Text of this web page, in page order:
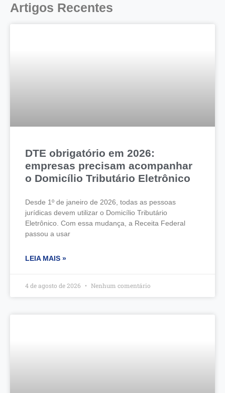
Artigos Recentes
DTE obrigatório em 2026:
empresas precisam acompanhar
o Domicílio Tributário Eletrônico
Desde 1º de janeiro de 2026, todas as pessoas
jurídicas devem utilizar o Domicílio Tributário
Eletrônico. Com essa mudança, a Receita Federal
passou a usar
LEIA MAIS »
4 de agosto de 2026 Nenhum comentário